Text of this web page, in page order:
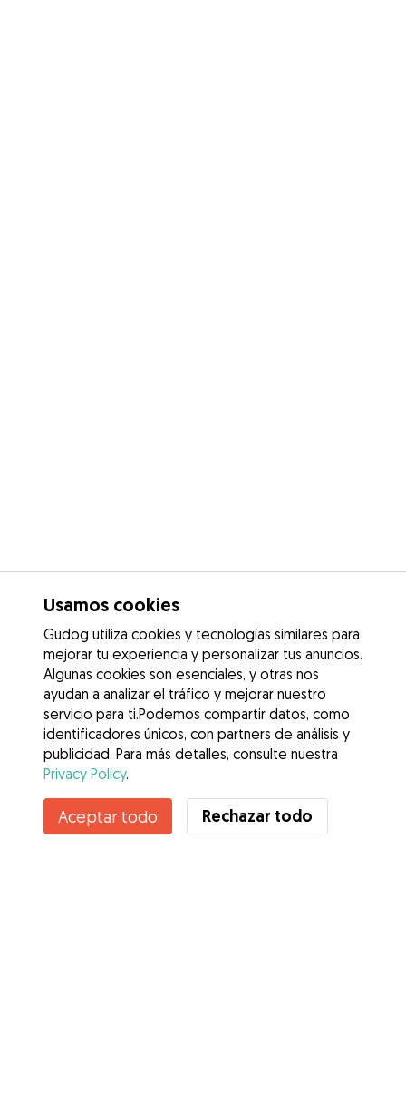
¿Conoces los Beneficios de Gudog? Ver más
Usamos cookies
Gudog utiliza cookies y tecnologías similares para
mejorar tu experiencia y personalizar tus anuncios.
Algunas cookies son esenciales, y otras nos
ayudan a analizar el tráfico y mejorar nuestro
servicio para ti.Podemos compartir datos, como
identificadores únicos, con partners de análisis y
publicidad. Para más detalles, consulte nuestra
Privacy Policy.
Aceptar todo Rechazar todo